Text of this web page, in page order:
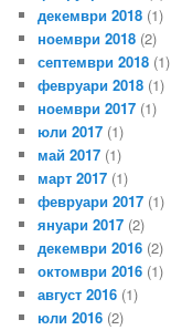
декември 2018 (1)
ноември 2018 (2)
септември 2018 (1)
февруари 2018 (1)
ноември 2017 (1)
юли 2017 (1)
май 2017 (1)
март 2017 (1)
февруари 2017 (1)
януари 2017 (2)
декември 2016 (2)
октомври 2016 (1)
август 2016 (1)
юли 2016 (2)